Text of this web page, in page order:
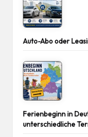
Auto-Abo oder
Ferienbeginn in
unterschiedliche